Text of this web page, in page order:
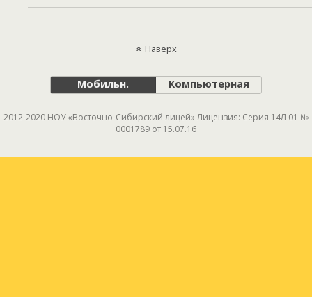
Наверх
Мобильн. Компьютерная
2012-2020 НОУ «Восточно-Сибирский лицей» Лицензия: Серия 14Л 01 №
0001789 от 15.07.16